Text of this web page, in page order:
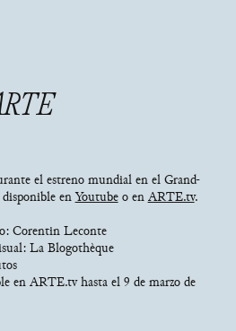
el estreno mundial en el Grand-
disponible enYoutubeo en ARTE.tv.
Corentin Leconte
La Blogothèque
en ARTE.tv hasta el 9 de marzo de